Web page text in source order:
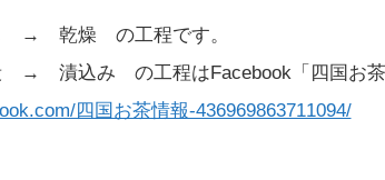
→ 乾燥 の工程です。
込み の工程はFacebook「四国お茶情
四国お茶情報-436969863711094/